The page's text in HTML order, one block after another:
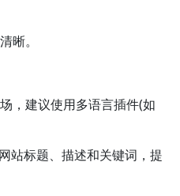
晰。
，建议使用多语言插件(如
站标题、描述和关键词，提